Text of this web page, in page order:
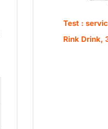
Test :
Rink Drink,